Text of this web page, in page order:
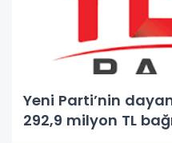
Yeni Parti’nin
292,9 milyon TL